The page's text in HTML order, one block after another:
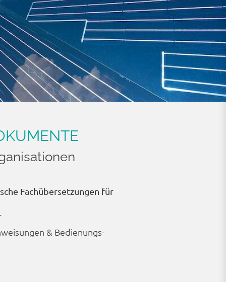
Fachübersetzungen für
& Bedienungs­